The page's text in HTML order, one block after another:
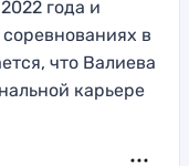
года и
в
что Валиева
карьере